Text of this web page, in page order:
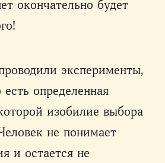
окончательно будет
эксперименты,
определенная
изобилие выбора
не понимает
и остается не